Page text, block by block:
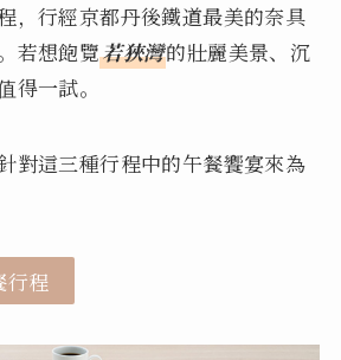
，行經京都丹後鐵道最美的奈具
若想飽覽若狹灣的壯麗美景、沉
得一試。
對這三種行程中的午餐饗宴來為
行程